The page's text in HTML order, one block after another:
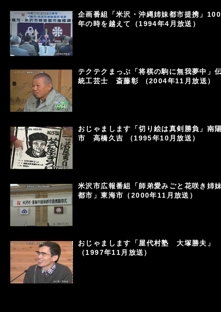
企画番組「米沢・沖縄姉妹都市提携」100
年の時を越えて（1994年4月放送）
テクテクまっぷ「将棋の駒に無我夢中」
統工芸士 斎藤彰 （2004年11月放送）
おじゃまします「切り絵は真剣勝負」南
市 高橋久吉 （1995年10月放送）
米沢市広報番組「師弟愛みごと花咲き姉
都市」東海市（2000年11月放送）
おじゃまします「屋代村塾 大塚勝夫」
（1997年11月放送）